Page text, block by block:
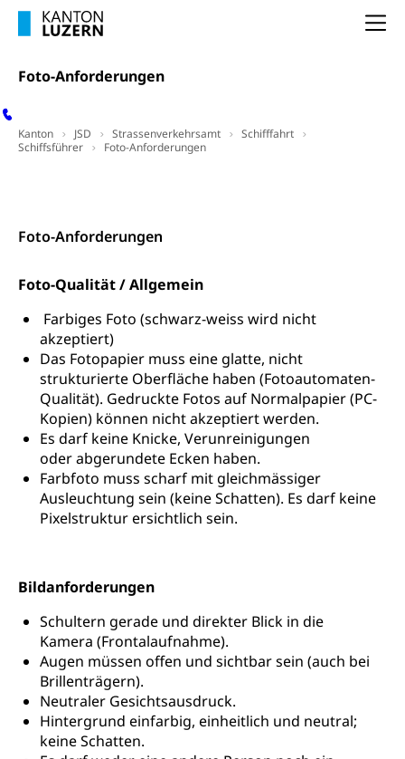
Foto-Anforderungen
Kanton JSD Strassenverkehrsamt
Schifffahrt
Schiffsführer
Foto-Anforderungen
Foto-Anforderungen
Foto-Qualität / Allgemein
Farbiges Foto (schwarz-weiss wird nicht
akzeptiert)
Das Fotopapier muss eine glatte, nicht
strukturierte Oberfläche haben (Fotoautomaten-
Qualität). Gedruckte Fotos auf Normalpapier (PC-
Kopien) können nicht akzeptiert werden.
Es darf keine Knicke, Verunreinigungen
oder abgerundete Ecken haben.
Farbfoto muss scharf mit gleichmässiger
Ausleuchtung sein (keine Schatten). Es darf keine
Pixelstruktur ersichtlich sein.
Bildanforderungen
Schultern gerade und direkter Blick in die
Kamera (Frontalaufnahme).
Augen müssen offen und sichtbar sein (auch bei
Brillenträgern).
Neutraler Gesichtsausdruck.
Hintergrund einfarbig, einheitlich und neutral;
keine Schatten.
Kindergarten & Basisstufe
Frühe Förderung
Gesundheit und Soziales
Konsumentenrechte, Produktsicherheit,
Cassis-deDijon-Prinzip
Verbraucherschutz
Krankenversicherung
Krankheit, Unfall, Prämienverbilligung,
Krankenkasse
Krankenversicherung (WAS Luzern)
Prämienverbilligung (WAS Luzern)
Obligatorische Krankenversicherung (WAS
Luzern)
Kranken- und Unfallversicherung
Lebensmittelsicherheit
sichere Lebensmittel, Lebensmittelkontrolle,
Lebensmittelhygiene, Produktesicherheit
Trinkwasser
Lebensmittel
Prävention
Gesundheitsvorsorge, Wellness, Unfallverhütung,
Suchtprävention, Alkoholprävention,
Tabakprävention, Primärprävention,
Darmkrebsvorsorge
Kantonales Tabakpräventionsprogramm
Gesundheitsförderung
Prävention (Polizei)
Suchtprävention
Gesundheitsversorgung
Soziale Sicherheit
Sozialversicherungen, Sozialpolitik,
Arbeitslosenversicherung,
Mutterschaftsversicherung, Krankenversicherung,
Unfallversicherung, Invalidenversicherung,
Sozialhilfe
Kranken- und Unfallversicherung
Sucht und Drogen
Drogenabhängigkeit, Drogensucht,